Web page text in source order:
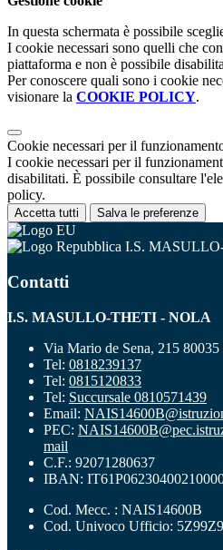
In questa schermata è possibile
I cookie necessari sono quelli che
piattaforma e non è possibile
Per conoscere quali sono i cookie
visionare la COOKIE POLICY.
Cookie necessari per il
I cookie necessari per il
disabilitati. È possibile consultare
policy.
Accetta tutti Salva le preferenze
I.S.
Contatti
I.S. MASULLO-THETI - NOLA
Via Mario de Sena, 215
Tel: 0818239137
Tel: 0815120833
Tel: Succursale 0810571439
Email:
PEC:
mail
C.F.: 92071280637
IBAN:
Cod. Mecc. : NAIS14600B
Cod. Univoco Ufficio: 5Z99Z9